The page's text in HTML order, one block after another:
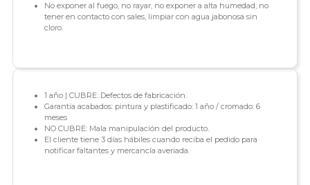
No exponer al fuego, no rayar, no exponer a alta humedad, no
tener en contacto con sales, limpiar con agua jabonosa sin
cloro.
1 año | CUBRE: Defectos de fabricación.
Garantía acabados: pintura y plastificado: 1 año / cromado: 6
meses
NO CUBRE: Mala manipulación del producto.
El cliente tiene 3 días hábiles cuando reciba el pedido para
notificar faltantes y mercancía averiada.